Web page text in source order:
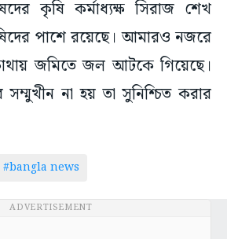
কৃষি কর্মাধ্যক্ষ সিরাজ শেখ
পাশে রয়েছে। আমারও নজরে
জমিতে জল আটকে গিয়েছে।
সম্মুখীন না হয় তা সুনিশ্চিত করার
#bangla news
ADVERTISEMENT